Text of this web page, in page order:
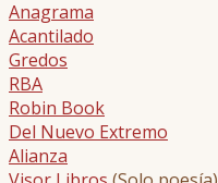
Anagrama
Acantilado
Gredos
RBA
Robin Book
Del Nuevo Extremo
Alianza